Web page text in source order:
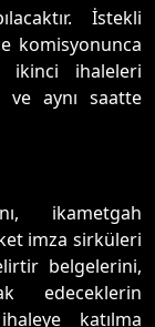
İstekli
komisyonunca
ikinci ihaleleri
ve aynı saatte
ikametgah
imza sirküleri
belgelerini,
edeceklerin
katılma